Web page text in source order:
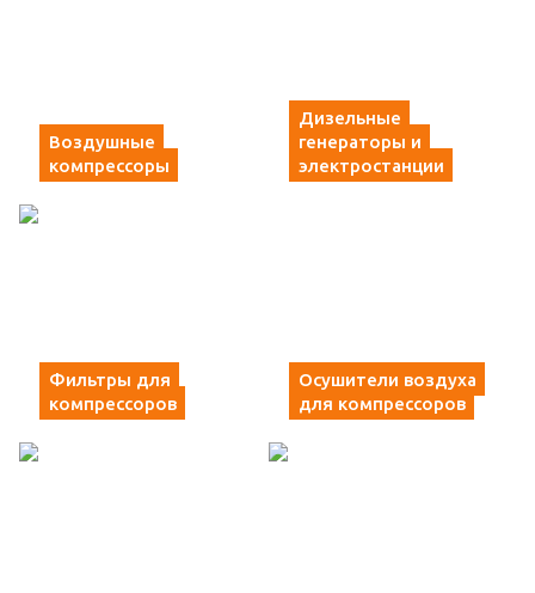
Воздушные
компрессоры
Дизельные
генераторы и
электростанции
Фильтры для
компрессоров
Осушители воздуха
для компрессоров